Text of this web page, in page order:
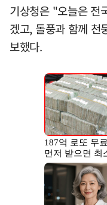
기상청은 "오늘은 전
겠고, 돌풍과 함께 천
보했다.